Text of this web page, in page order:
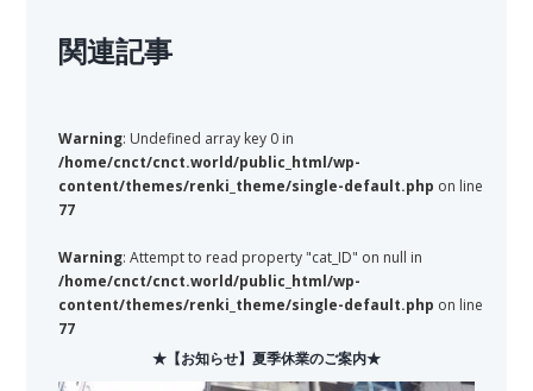
関連記事
Warning: Undefined array key 0 in
/home/cnct/cnct.world/public_html/wp-
content/themes/renki_theme/single-default.php on line
77
Warning: Attempt to read property "cat_ID" on null in
/home/cnct/cnct.world/public_html/wp-
content/themes/renki_theme/single-default.php on line
77
★【お知らせ】夏季休業のご案内★